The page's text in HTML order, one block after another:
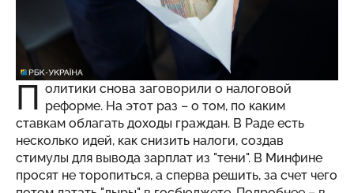
П олитики снова заговорили о налоговой
реформе. На этот раз – о том, по каким
ставкам облагать доходы граждан. В Раде есть
несколько идей, как снизить налоги, создав
стимулы для вывода зарплат из "тени". В Минфине
просят не торопиться, а сперва решить, за счет чего